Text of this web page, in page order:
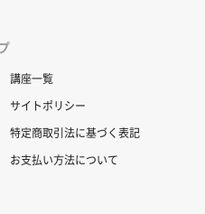
講座一覧
サイトポリシー
特定商取引法に基づく表記
お支払い方法について